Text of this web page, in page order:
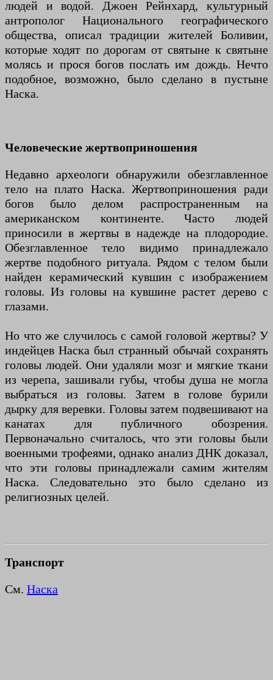
людей и водой. Джоен Рейнхард, культурный
антрополог Национального географического
общества, описал традиции жителей Боливии,
которые ходят по дорогам от святыне к святыне
молясь и прося богов послать им дождь. Нечто
подобное, возможно, было сделано в пустыне
Наска.
Человеческие жертвоприношения
Недавно археологи обнаружили обезглавленное
тело на плато Наска. Жертвоприношения ради
богов было делом распространенным на
американском континенте. Часто людей
приносили в жертвы в надежде на плодородие.
Обезглавленное тело видимо принадлежало
жертве подобного ритуала. Рядом с телом были
найден керамический кувшин с изображением
головы. Из головы на кувшине растет дерево с
глазами.
Но что же случилось с самой головой жертвы? У
индейцев Наска был странный обычай сохранять
головы людей. Они удаляли мозг и мягкие ткани
из черепа, зашивали губы, чтобы душа не могла
выбраться из головы. Затем в голове бурили
дырку для веревки. Головы затем подвешивают на
канатах для публичного обозрения.
Первоначально считалось, что эти головы были
военными трофеями, однако анализ ДНК доказал,
что эти головы принадлежали самим жителям
Наска. Следовательно это было сделано из
религиозных целей.
Транспорт
См. Наска